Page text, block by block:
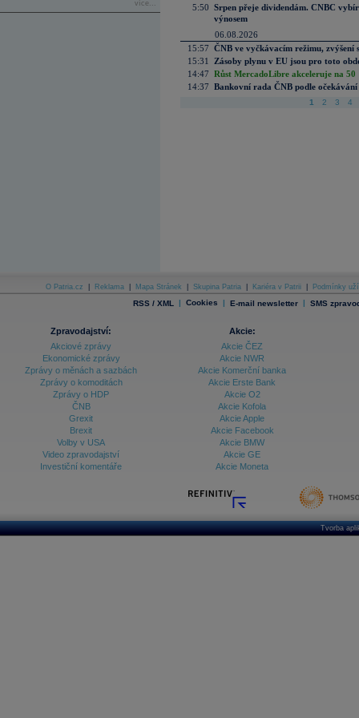
více...
5:50 Srpen přeje dividendám. CNBC
výnosem
06.08.2026
15:57 ČNB ve vyčkávacím režimu, zvýšení
15:31
Zásoby plynu v EU jsou pro toto
14:47 Růst MercadoLibre akceleruje na
14:37 Bankovní rada ČNB podle
1 2 3 4
O Patria.cz Reklama Mapa Stránek Skupina Patria Kariéra v Patrii Podmínky
RSS / XML | Cookies | E-mail newsletter | SMS
Zpravodajství:
Akciové zprávy
Ekonomické zprávy
Zprávy o měnách a sazbách
Zprávy o komoditách
Zprávy o HDP
ČNB
Grexit
Brexit
Volby v USA
Video zpravodajství
Investiční komentáře
Akcie:
Akcie ČEZ
Akcie NWR
Akcie Komerční banka
Akcie Erste Bank
Akcie O2
Akcie Kofola
Akcie Apple
Akcie Facebook
Akcie BMW
Akcie GE
Akcie Moneta
Tvorba